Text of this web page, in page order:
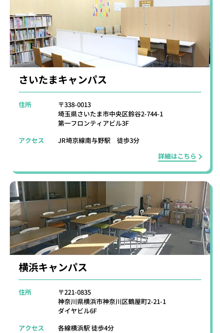
さいたまキャンパス
住所
〒338-0013
埼玉県さいたま市中央区鈴谷2-744-1
第一フロンティアビル3F
アクセス
JR埼京線南与野駅 徒歩3分
詳細はこちら
横浜キャンパス
住所
〒221-0835
神奈川県横浜市神奈川区鶴屋町2-21-1
ダイヤビル6F
アクセス
各線横浜駅 徒歩4分